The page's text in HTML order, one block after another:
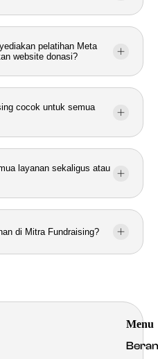
pelatihan Meta
website donasi?
cocok untuk semua
layanan sekaligus atau
di Mitra Fundraising?
Menu